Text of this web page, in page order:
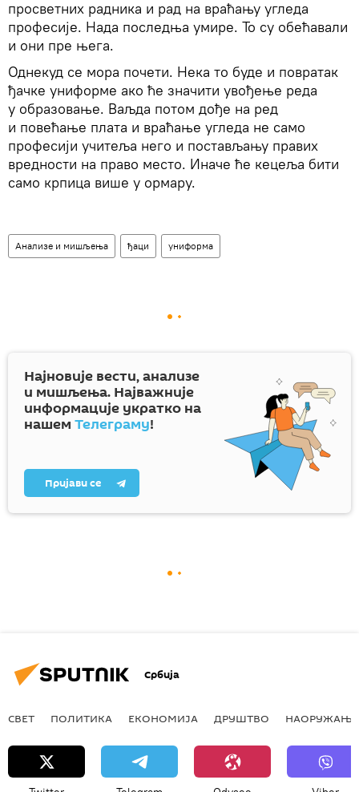
просветних радника и рад на враћању угледа
професије. Нада последња умире. То су обећавали
и они пре њега.
Однекуд се мора почети. Нека то буде и повратак
ђачке униформе ако ће значити увођење реда
у образовање. Ваљда потом дође на ред
и повећање плата и враћање угледа не само
професији учитеља него и постављању правих
вредности на право место. Иначе ће кецеља бити
само крпица више у ормару.
Анализе и мишљења ђаци униформа
Најновије вести, анализе
и мишљења. Најважније
информације укратко на
нашем Телеграму!
Пријави се
Србија
СВЕТ ПОЛИТИКА ЕКОНОМИЈА ДРУШТВО НАОРУЖАЊЕ